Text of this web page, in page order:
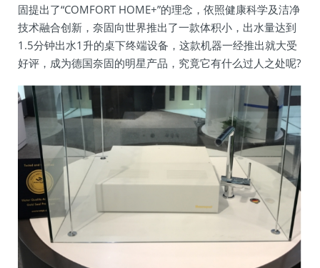
固提出了“COMFORT HOME+”的理念，依照健康科学及洁净
技术融合创新，奈固向世界推出了一款体积小，出水量达到
1.5分钟出水1升的桌下终端设备，这款机器一经推出就大受
好评，成为德国奈固的明星产品，究竟它有什么过人之处呢?